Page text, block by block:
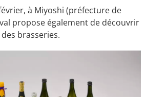
à Miyoshi (préfecture de
propose également de découvrir
brasseries.